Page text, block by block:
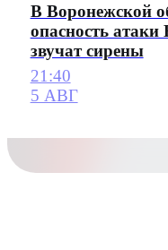
В Воронежской
опасность
звучат сирены
21:40
5 АВГ